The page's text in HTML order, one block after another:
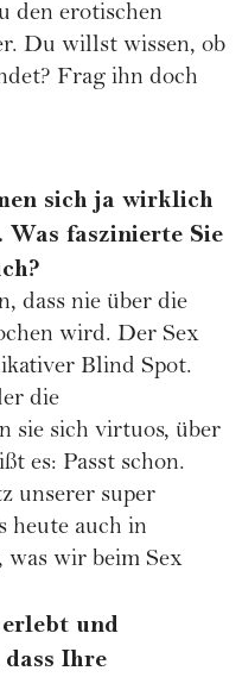
den erotischen
Du willst wissen, ob
Frag ihn doch
sich ja wirklich
faszinierte Sie
dass nie über die
wird. Der Sex
Blind Spot.
die
sie sich virtuos, über
es: Passt schon.
unserer super
heute auch in
was wir beim Sex
und
Ihre